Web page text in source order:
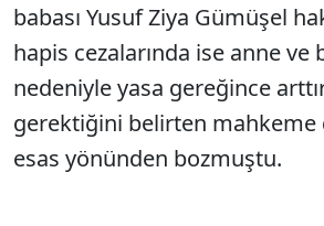
babası Yusuf Ziya Gümüşel
hapis cezalarında ise anne ve
nedeniyle yasa gereğince
gerektiğini belirten mahkeme
esas yönünden bozmuştu.